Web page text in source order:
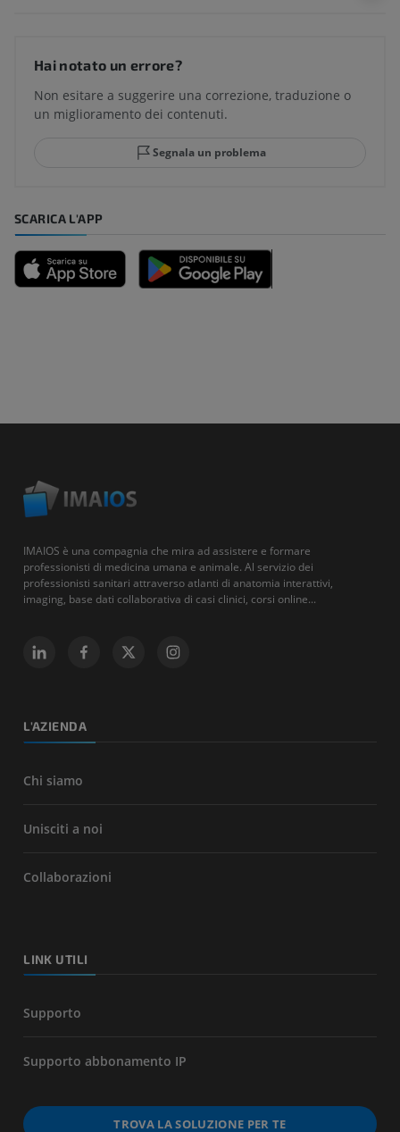
Hai notato un errore?
Non esitare a suggerire una correzione, traduzione o
un miglioramento dei contenuti.
Segnala un problema
SCARICA L'APP
IMAIOS è una compagnia che mira ad assistere e formare
professionisti di medicina umana e animale. Al servizio dei
professionisti sanitari attraverso atlanti di anatomia interattivi,
imaging, base dati collaborativa di casi clinici, corsi online...
L'AZIENDA
Chi siamo
Unisciti a noi
Collaborazioni
LINK UTILI
Supporto
Supporto abbonamento IP
TROVA LA SOLUZIONE PER TE